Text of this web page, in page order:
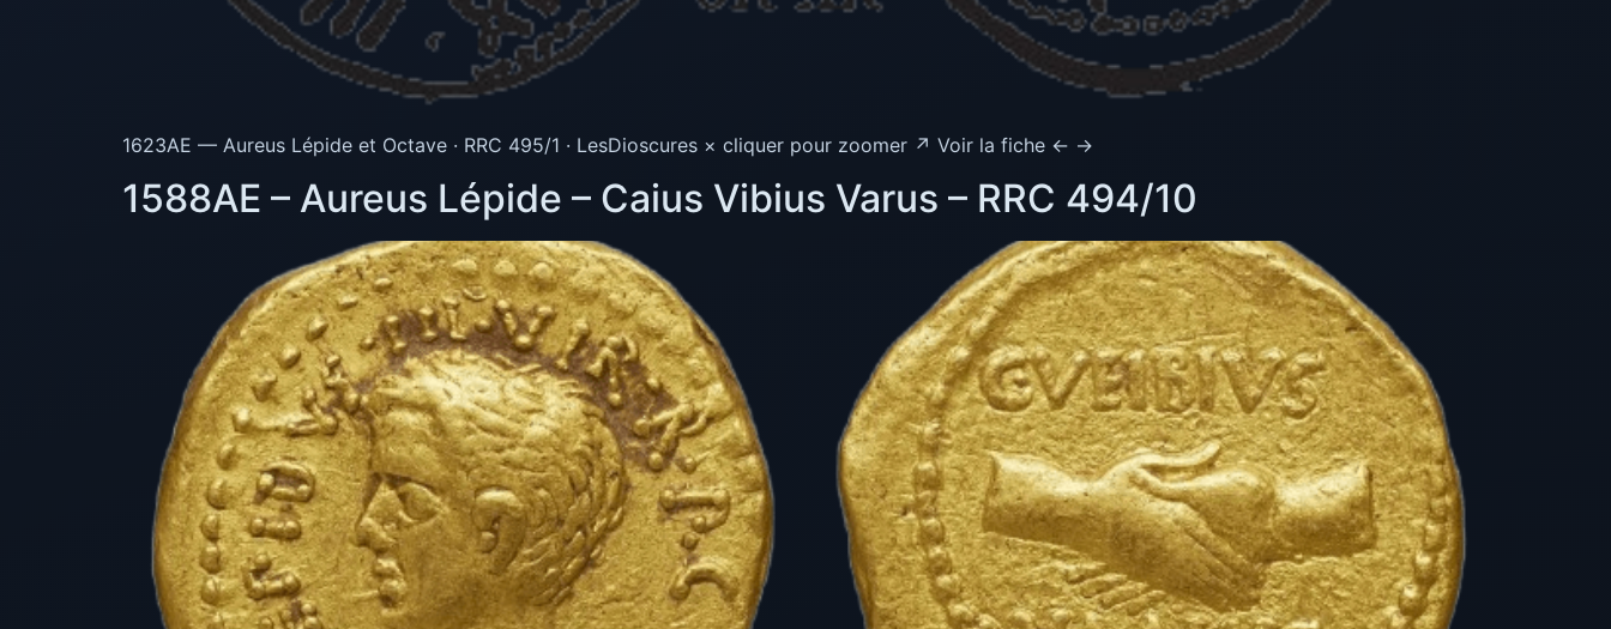
1623AE — Aureus Lépide et Octave · RRC 495/1 · LesDioscures × cliquer pour zoomer ↗ Voir la fiche ← →
1588AE – Aureus Lépide – Caius Vibius Varus – RRC 494/10